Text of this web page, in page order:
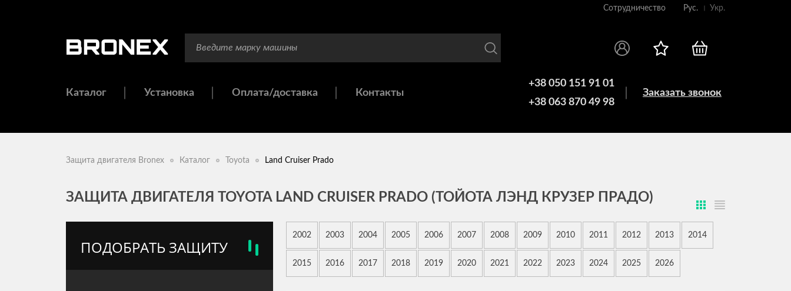
Сотрудничество Рус. Укр.
Каталог Установка Оплата/доставка Контакты
+38 050 151 91 01
+38 063 870 49 98
Заказать звонок
Защита двигателя Bronex Каталог Toyota Land Cruiser Prado
ЗАЩИТА ДВИГАТЕЛЯ TOYOTA LAND CRUISER PRADO (ТОЙОТА ЛЭНД КРУЗЕР ПРАДО)
ПОДОБРАТЬ ЗАЩИТУ
2002 2003 2004 2005 2006 2007 2008 2009 2010 2011 2012 2013 2014
2015 2016 2017 2018 2019 2020 2021 2022 2023 2024 2025 2026